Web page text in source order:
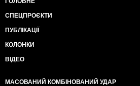
СПЕЦПРОЄКТИ
ПУБЛІКАЦІЇ
КОЛОНКИ
ВІДЕО
МАСОВАНИЙ КОМБІНОВАНИЙ УДАР